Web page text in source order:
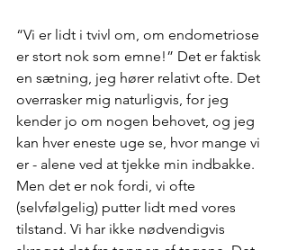
“Vi er lidt i tvivl om, om endometriose
er stort nok som emne!” Det er faktisk
en sætning, jeg hører relativt ofte. Det
overrasker mig naturligvis, for jeg
kender jo om nogen behovet, og jeg
kan hver eneste uge se, hvor mange vi
er - alene ved at tjekke min indbakke.
Men det er nok fordi, vi ofte
(selvfølgelig) putter lidt med vores
tilstand. Vi har ikke nødvendigvis